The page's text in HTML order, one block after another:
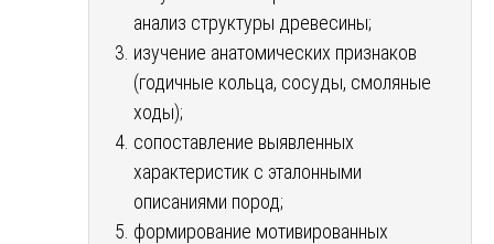
анализ структуры древесины;
изучение анатомических признаков
(годичные кольца, сосуды, смоляные
ходы);
сопоставление выявленных
характеристик с эталонными
описаниями пород;
формирование мотивированных